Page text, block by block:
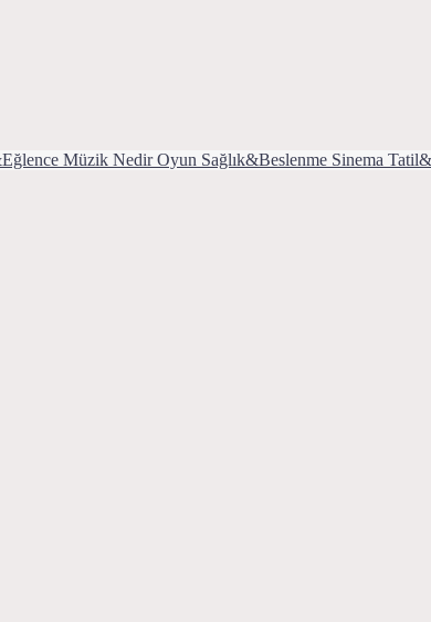
Müzik Nedir Oyun Sağlık&Beslenme Sinema